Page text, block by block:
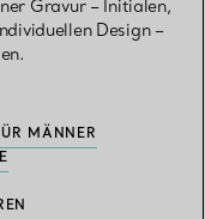
Gravur – Initialen,
Design –
MÄNNER